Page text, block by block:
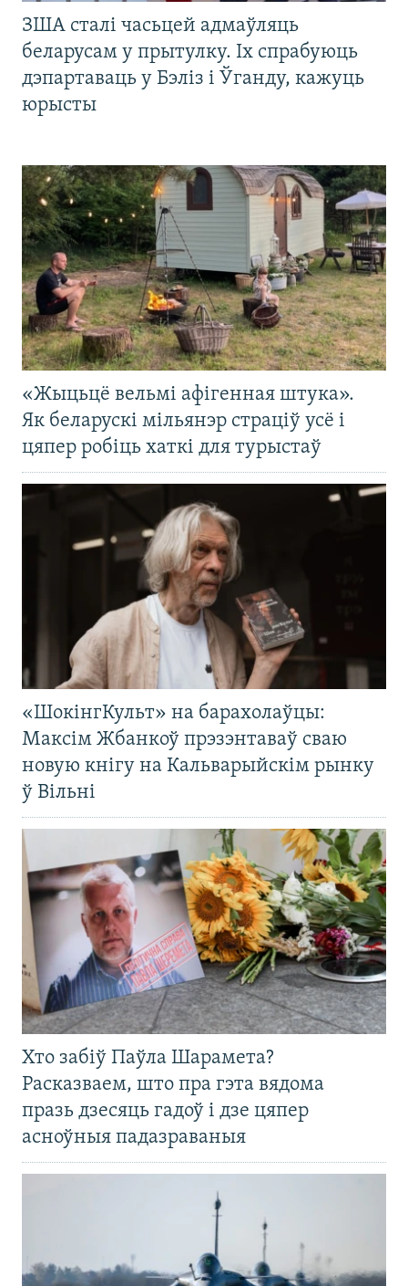
ЗША сталі часьцей адмаўляць
беларусам у прытулку. Іх спрабуюць
дэпартаваць у Бэліз і Ўганду, кажуць
юрысты
«Жыцьцё вельмі афігенная штука».
Як беларускі мільянэр страціў усё і
цяпер робіць хаткі для турыстаў
«ШокінгКульт» на барахолаўцы:
Максім Жбанкоў прэзэнтаваў сваю
новую кнігу на Кальварыйскім рынку
ў Вільні
Хто забіў Паўла Шарамета?
Расказваем, што пра гэта вядома
празь дзесяць гадоў і дзе цяпер
асноўныя падазраваныя